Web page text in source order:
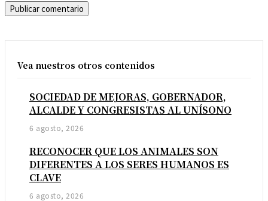
Vea nuestros otros contenidos
SOCIEDAD DE MEJORAS, GOBERNADOR,
ALCALDE Y CONGRESISTAS AL UNÍSONO
6 agosto, 2026
RECONOCER QUE LOS ANIMALES SON
DIFERENTES A LOS SERES HUMANOS ES
CLAVE
6 agosto, 2026